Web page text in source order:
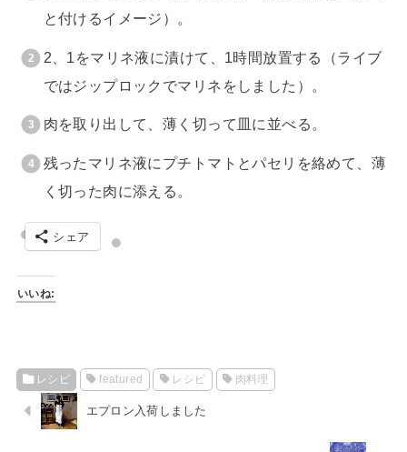
と付けるイメージ）。
2、1をマリネ液に漬けて、1時間放置する（ライブ
ではジップロックでマリネをしました）。
肉を取り出して、薄く切って皿に並べる。
残ったマリネ液にプチトマトとパセリを絡めて、薄
く切った肉に添える。
シェア
いいね:
レシピ featured レシピ 肉料理
エプロン入荷しました